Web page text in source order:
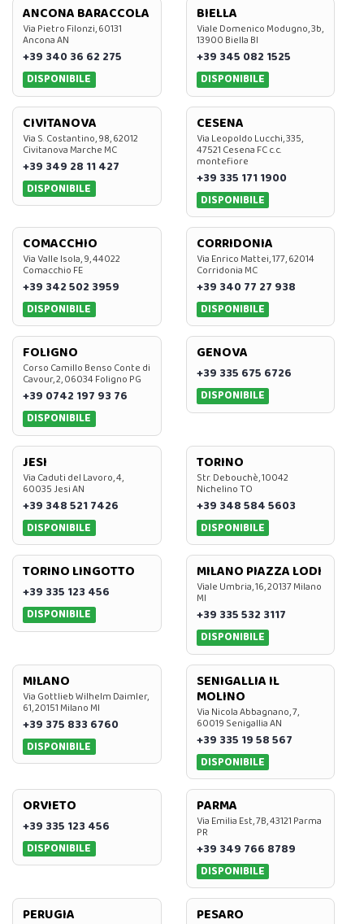
ANCONA BARACCOLA
Via Pietro Filonzi, 60131
Ancona AN
+39 340 36 62 275
DISPONIBILE
BIELLA
Viale Domenico Modugno, 3b,
13900 Biella BI
+39 345 082 1525
DISPONIBILE
CIVITANOVA
Via S. Costantino, 98, 62012
Civitanova Marche MC
+39 349 28 11 427
DISPONIBILE
CESENA
Via Leopoldo Lucchi, 335,
47521 Cesena FC c.c.
montefiore
+39 335 171 1900
DISPONIBILE
COMACCHIO
Via Valle Isola, 9, 44022
Comacchio FE
+39 342 502 3959
DISPONIBILE
CORRIDONIA
Via Enrico Mattei, 177, 62014
Corridonia MC
+39 340 77 27 938
DISPONIBILE
FOLIGNO
Corso Camillo Benso Conte di
Cavour, 2, 06034 Foligno PG
+39 0742 197 93 76
DISPONIBILE
GENOVA
+39 335 675 6726
DISPONIBILE
JESI
Via Caduti del Lavoro, 4,
60035 Jesi AN
+39 348 521 7426
DISPONIBILE
TORINO
Str. Debouchè, 10042
Nichelino TO
+39 348 584 5603
DISPONIBILE
TORINO LINGOTTO
+39 335 123 456
DISPONIBILE
MILANO PIAZZA LODI
Viale Umbria, 16, 20137 Milano
MI
+39 335 532 3117
DISPONIBILE
MILANO
Via Gottlieb Wilhelm Daimler,
61, 20151 Milano MI
+39 375 833 6760
DISPONIBILE
SENIGALLIA IL
MOLINO
Via Nicola Abbagnano, 7,
60019 Senigallia AN
+39 335 19 58 567
DISPONIBILE
ORVIETO
+39 335 123 456
DISPONIBILE
PARMA
Via Emilia Est, 7B, 43121 Parma
PR
+39 349 766 8789
DISPONIBILE
PERUGIA PESARO